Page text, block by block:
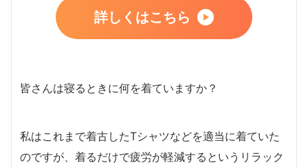
詳しくはこちら
皆さんは寝るときに何を着ていますか？
私はこれまで着古したTシャツなどを適当に着ていた
のですが、着るだけで疲労が軽減するというリラック